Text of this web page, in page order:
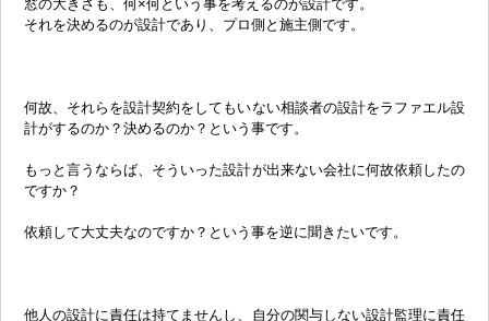
窓の大きさも、何×何という事を考えるのが設計です。
それを決めるのが設計であり、プロ側と施主側です。
何故、それらを設計契約をしてもいない相談者の設計をラファエル設
計がするのか？決めるのか？という事です。
もっと言うならば、そういった設計が出来ない会社に何故依頼したの
ですか？
依頼して大丈夫なのですか？という事を逆に聞きたいです。
他人の設計に責任は持てませんし、自分の関与しない設計監理に責任